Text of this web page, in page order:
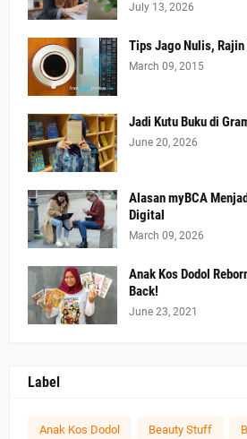
July 13, 2026
Tips Jago Nulis,
March 09, 2015
Jadi Kutu Buku di
June 20, 2026
Alasan myBCA
Digital
March 09, 2026
Anak Kos Dodol
Back!
June 23, 2021
Label
Anak Kos Dodol Beauty Stuff